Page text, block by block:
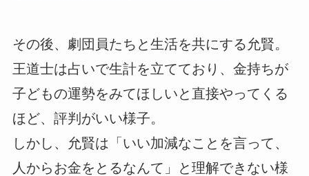
その後、劇団員たちと生活を共にする允賢。
王道士は占いで生計を立てており、金持ちが
子どもの運勢をみてほしいと直接やってくる
ほど、評判がいい様子。
しかし、允賢は「いい加減なことを言って、
人からお金をとるなんて」と理解できない様